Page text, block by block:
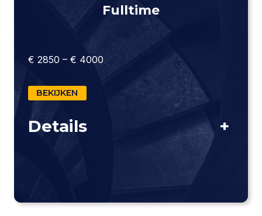
Fulltime
€ 2850 – € 4000
BEKIJKEN
Details +